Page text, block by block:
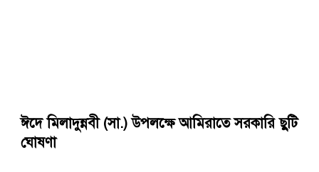
ঈদে মিলাদুন্নবী (সা.) উপলক্ষে আমিরাতে সরকারি ছুটি
ঘোষণা